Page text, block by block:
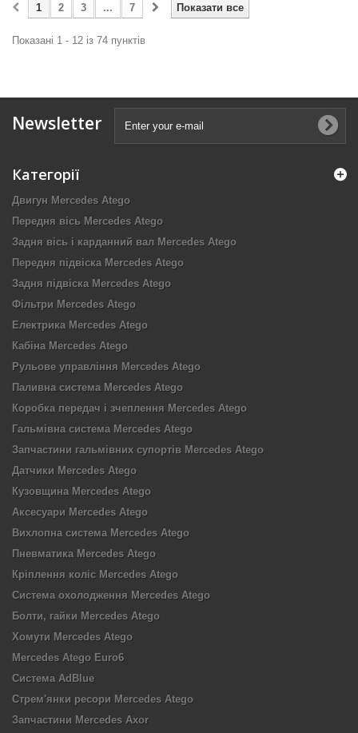
Показати все
1 2 3 ... 7
Показані 1 - 12 із 74 пунктів
Newsletter
Категорії
Двигун Mercedes Atego
Передня вісь Mercedes Atego
Задня вісь і карданний вал Mercedes Atego
Передня підвіска Mercedes Atego
Задня підвіска Mercedes Atego
Фільтри Mercedes Atego
Електрика Mercedes Atego
Кабіна Mercedes Atego
Рульове управління Mercedes Atego
Паливна система Mercedes Atego
Коробка передач і зчеплення Mercedes Atego
Гальмівна система Mercedes Atego
Запчастини гальмівних супортів Mercedes Atego
Датчики Mercedes Atego
Кузовщина Mercedes Atego
Аксесуари Mercedes Atego
Вихлопна система Mercedes Atego
Пневматика Mercedes Atego
Кріплення коліс Mercedes Atego
Система охолодження Mercedes Atego
Болти, гайки Mercedes Atego
Хомути Mercedes Atego
Mercedes Atego Euro6
Система AdBlue
Стрем'янки ресори Mercedes Atego
Запчастини Mercedes Axor